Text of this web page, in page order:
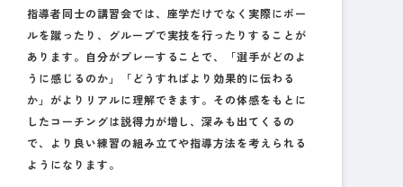
指導者同士の講習会では、座学だけでなく実際にボー
ルを蹴ったり、グループで実技を行ったりすることが
あります。自分がプレーすることで、「選手がどのよ
うに感じるのか」「どうすればより効果的に伝わる
か」がよりリアルに理解できます。その体感をもとに
したコーチングは説得力が増し、深みも出てくるの
で、より良い練習の組み立てや指導方法を考えられる
ようになります。